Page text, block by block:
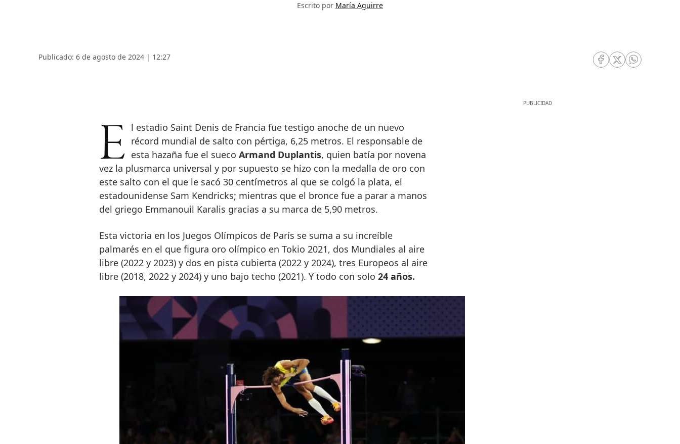
Escrito por María Aguirre
Publicado: 6 de agosto de 2024 | 12:27
RRSS Facebook
RRSS Twitter
RRSS
El estadio Saint Denis de Francia fue testigo anoche de un nuevo récord mundial de salto con pértiga, 6,25 metros. El responsable de
esta hazaña fue el sueco Armand Duplantis, quien batía por novena
vez la plusmarca universal y por supuesto se hizo con la medalla de oro con
este salto con el que le sacó 30 centímetros al que se colgó la plata, el
estadounidense Sam Kendricks; mientras que el bronce fue a parar a manos
del griego Emmanouil Karalis gracias a su marca de 5,90 metros.
Esta victoria en los Juegos Olímpicos de París se suma a su increíble
palmarés en el que figura oro olímpico en Tokio 2021, dos Mundiales al aire
libre (2022 y 2023) y dos en pista cubierta (2022 y 2024), tres Europeos al aire
libre (2018, 2022 y 2024) y uno bajo techo (2021). Y todo con solo 24 años.